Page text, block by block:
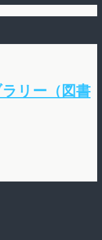
リー（図書